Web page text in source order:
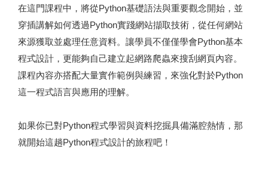
在這門課程中，將從Python基礎語法與重要觀念開始，並
穿插講解如何透過Python實踐網站擷取技術，從任何網站
來源獲取並處理任意資料。讓學員不僅僅學會Python基本
程式設計，更能夠自己建立起網路爬蟲來搜刮網頁內容。
課程內容亦搭配大量實作範例與練習，來強化對於Python
這一程式語言與應用的理解。
如果你已對Python程式學習與資料挖掘具備滿腔熱情，那
就開始這趟Python程式設計的旅程吧！